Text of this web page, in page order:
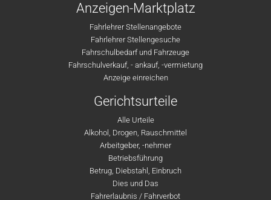
Anzeigen-Marktplatz
Fahrlehrer Stellenangebote
Fahrlehrer Stellengesuche
Fahrschulbedarf und Fahrzeuge
Fahrschulverkauf, - ankauf, -vermietung
Anzeige einreichen
Gerichtsurteile
Alle Urteile
Alkohol, Drogen, Rauschmittel
Arbeitgeber, -nehmer
Betriebsführung
Betrug, Diebstahl, Einbruch
Dies und Das
Fahrerlaubnis / Fahrverbot